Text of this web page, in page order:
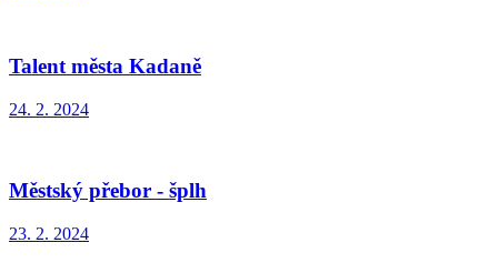
Talent města Kadaně
24. 2. 2024
Městský přebor - šplh
23. 2. 2024